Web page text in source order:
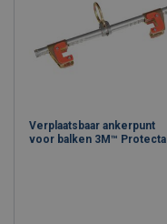
Verplaatsbaar ankerpunt
voor balken 3M™ Protecta